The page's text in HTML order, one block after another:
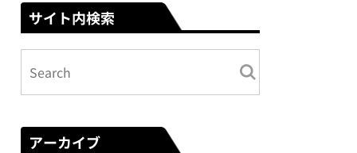
サイト内検索
アーカイブ